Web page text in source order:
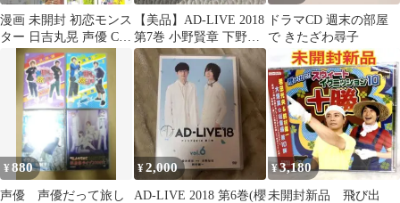
漫画 未開封 初恋モンス
ター 日吉丸晃 声優 CD
コミック 非売品 初版
【美品】AD-LIVE 2018
第7巻 小野賢章 下野紘
鈴村健一 セット
ドラマCD 週末の部屋
で きたざわ尋子
¥880
声優 声優だって旅し
¥2,000
AD-LIVE 2018 第6巻(櫻
¥3,180
未開封新品 飛び出